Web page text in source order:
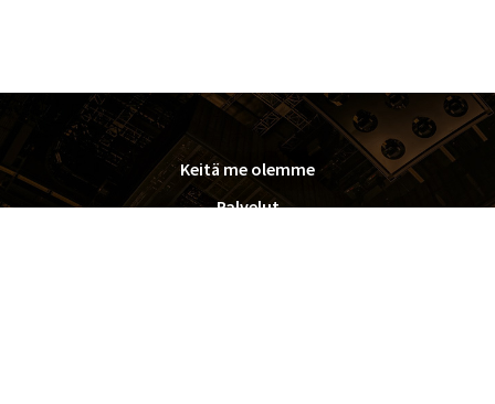
FOOTER
Keitä me olemme
Palvelut